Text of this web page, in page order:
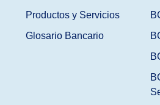
Productos y Servicios
Glosario Bancario